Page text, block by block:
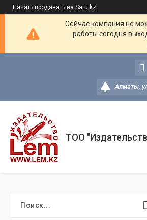
Начать продавать на Satu.kz
Сейчас компания не
работы сегодня
Алматы,
ТОО